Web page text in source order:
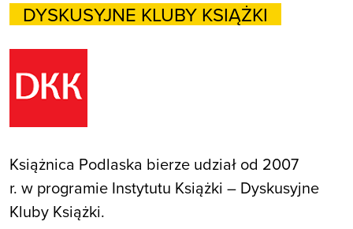
DYSKUSYJNE KLUBY KSIĄŻKI
Książnica Podlaska bierze udział od 2007
r. w programie Instytutu Książki – Dyskusyjne
Kluby Książki.